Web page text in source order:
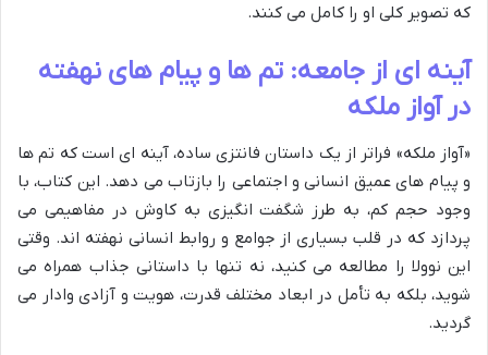
که تصویر کلی او را کامل می کنند.
آینه ای از جامعه: تم ها و پیام های نهفته
در آواز ملکه
«آواز ملکه» فراتر از یک داستان فانتزی ساده، آینه ای است که تم ها
و پیام های عمیق انسانی و اجتماعی را بازتاب می دهد. این کتاب، با
وجود حجم کم، به طرز شگفت انگیزی به کاوش در مفاهیمی می
پردازد که در قلب بسیاری از جوامع و روابط انسانی نهفته اند. وقتی
این نوولا را مطالعه می کنید، نه تنها با داستانی جذاب همراه می
شوید، بلکه به تأمل در ابعاد مختلف قدرت، هویت و آزادی وادار می
گردید.